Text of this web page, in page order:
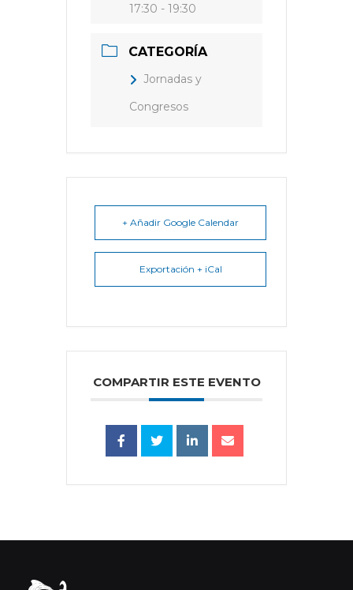
17:30 - 19:30
CATEGORÍA
Jornadas y
Congresos
+ Añadir Google Calendar
Exportación + iCal
COMPARTIR ESTE EVENTO